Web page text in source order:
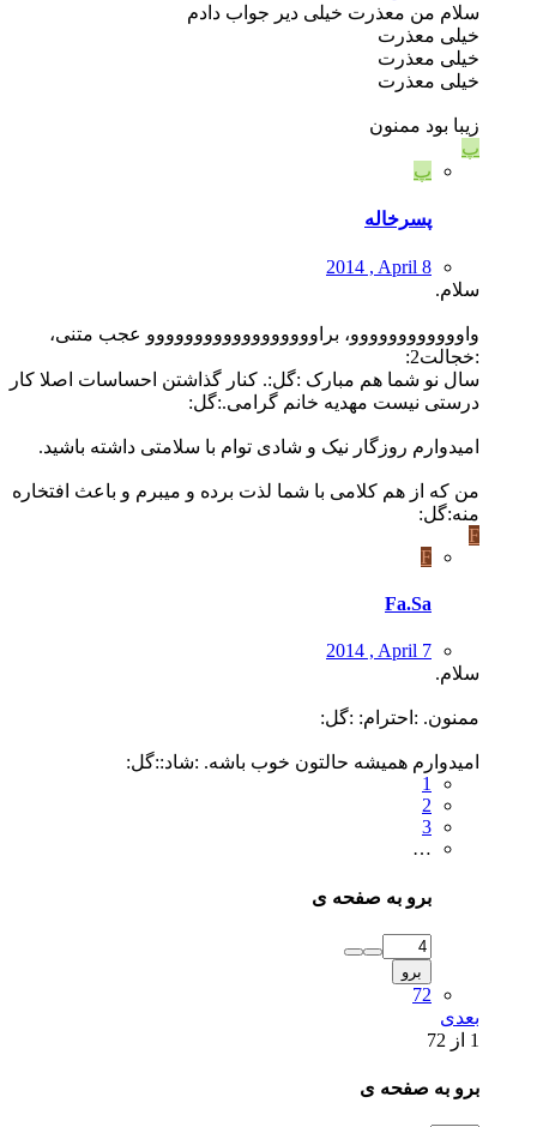
سلام من معذرت خیلی دیر جواب دادم
خیلی معذرت
خیلی معذرت
خیلی معذرت
زیبا بود ممنون
پ
پ
پسرخاله
2014 , April 8
سلام.
واوووووووووووو، براوووووووووووووووووو عجب متنی،
:خجالت2:
سال نو شما هم مبارک :گل:. کنار گذاشتن احساسات اصلا کار
درستی نیست مهدیه خانم گرامی.:گل:
امیدوارم روزگار نیک و شادی توام با سلامتی داشته باشید.
من که از هم کلامی با شما لذت برده و میبرم و باعث افتخاره
منه:گل:
F
F
Fa.Sa
2014 , April 7
سلام.
ممنون. :احترام: :گل:
امیدوارم همیشه حالتون خوب باشه. :شاد::گل:
1
2
3
…
برو به صفحه ی
برو
72
بعدی
1 از 72
برو به صفحه ی